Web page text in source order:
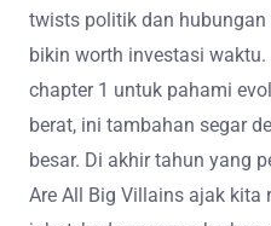
twists politik dan
bikin worth investasi
chapter 1 untuk pahami
berat, ini tambahan segar
besar. Di akhir tahun yang
Are All Big Villains ajak kita